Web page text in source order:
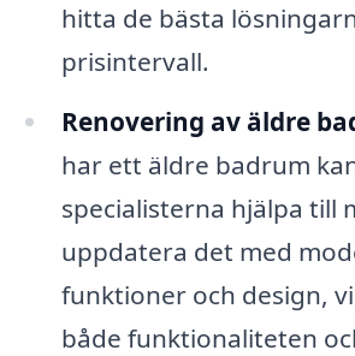
hitta de bästa
prisintervall.
Renovering av äldre
har ett äldre badrum
specialisterna hjälpa till
uppdatera det med
funktioner och design,
både funktionaliteten